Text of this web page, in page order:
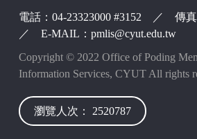
電話：04-23323000 #3152 ／ 傳
／ E-MAIL：pmlis@cyut.edu.tw
Copyright © 2022 Office of Poding
Information Services, CYUT All rights
瀏覽人次： 2520787